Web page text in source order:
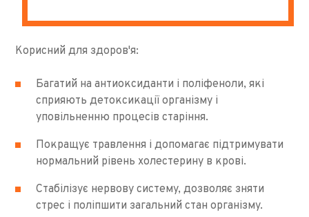
Корисний для здоров'я:
Багатий на антиоксиданти і поліфеноли, які
сприяють детоксикації організму і
уповільненню процесів старіння.
Покращує травлення і допомагає підтримувати
нормальний рівень холестерину в крові.
Стабілізує нервову систему, дозволяє зняти
стрес і поліпшити загальний стан організму.